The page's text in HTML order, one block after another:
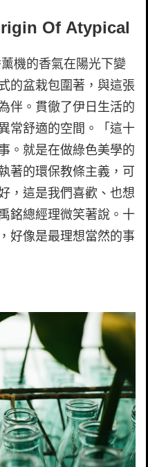
Of Atypical
機的香氣在陽光下變
的盆栽包圍著，與這張
伴。貫徹了伊日生活的
常舒適的空間。「這十
。就是在做綠色美學的
著的環保教條主義，可
，這是我們喜歡、也想
銘總經理微笑著說。十
好像是最理想當然的事